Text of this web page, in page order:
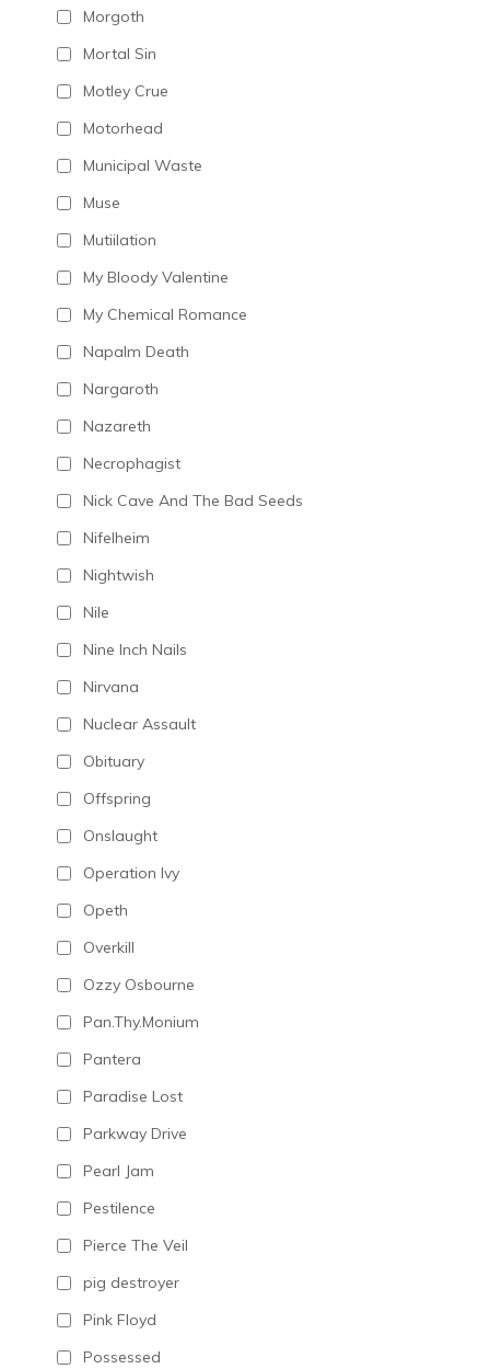
Morgoth
Mortal Sin
Motley Crue
Motorhead
Municipal Waste
Muse
Mutiilation
My Bloody Valentine
My Chemical Romance
Napalm Death
Nargaroth
Nazareth
Necrophagist
Nick Cave And The Bad Seeds
Nifelheim
Nightwish
Nile
Nine Inch Nails
Nirvana
Nuclear Assault
Obituary
Offspring
Onslaught
Operation Ivy
Opeth
Overkill
Ozzy Osbourne
Pan.Thy.Monium
Pantera
Paradise Lost
Parkway Drive
Pearl Jam
Pestilence
Pierce The Veil
pig destroyer
Pink Floyd
Possessed